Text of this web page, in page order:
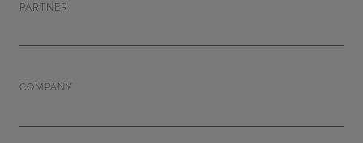
PARTNER
COMPANY